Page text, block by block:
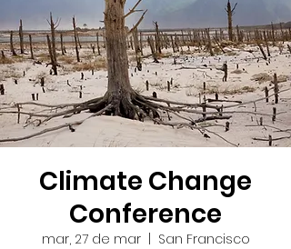
Climate Change
Conference
mar, 27 de mar
  |
San Francisco